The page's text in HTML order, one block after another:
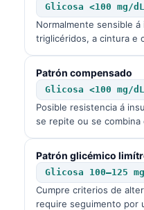
Glicosa <100 mg/
Normalmente sensible
triglicéridos, a cintura e
Patrón compensado
Glicosa <100 mg/
Posible resistencia á
se repite ou se
Patrón glicémico
Glicosa 100–125
Cumpre criterios de
require seguimento por